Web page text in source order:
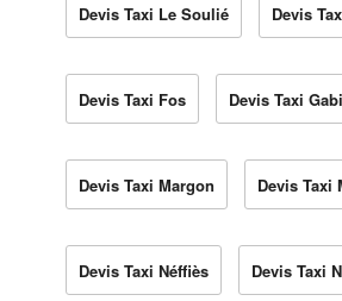
Devis Taxi Le Soulié Devis
Devis Taxi Fos Devis Taxi
Devis Taxi Margon Devis Taxi
Devis Taxi Néffiès Devis Taxi